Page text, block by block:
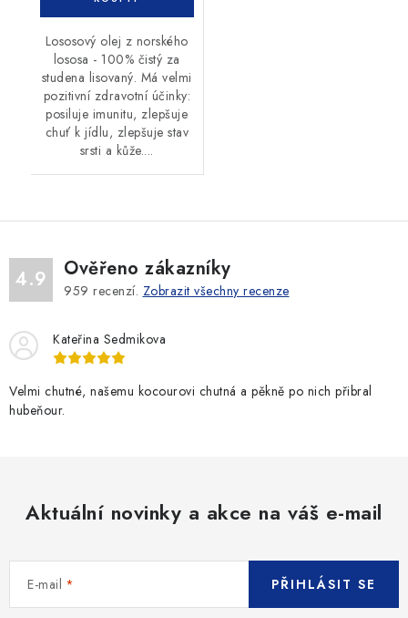
Lososový olej z norského
lososa - 100% čistý za
studena lisovaný. Má velmi
pozitivní zdravotní účinky:
posiluje imunitu, zlepšuje
chuť k jídlu, zlepšuje stav
srsti a kůže....
4.9 Ověřeno zákazníky
959 recenzí. Zobrazit všechny recenze
Kateřina Sedmikova
Velmi chutné, našemu kocourovi chutná a pěkně po nich přibral
hubeňour.
Aktuální novinky a akce na váš e-mail
E-mail PŘIHLÁSIT SE